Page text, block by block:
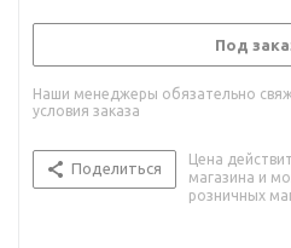
Под
Наши менеджеры обязательно
условия заказа
Поделиться
Цена
магазина и
розничных